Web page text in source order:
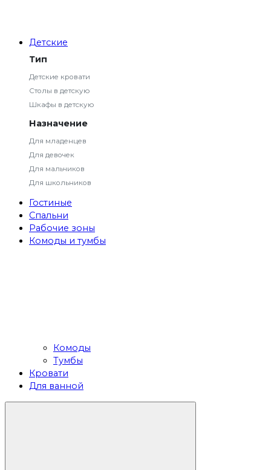
Детские
Тип
Детские кровати
Столы в детскую
Шкафы в детскую
Назначение
Для младенцев
Для девочек
Для мальчиков
Для школьников
Гостиные
Спальни
Рабочие зоны
Комоды и тумбы
Комоды
Тумбы
Кровати
Для ванной